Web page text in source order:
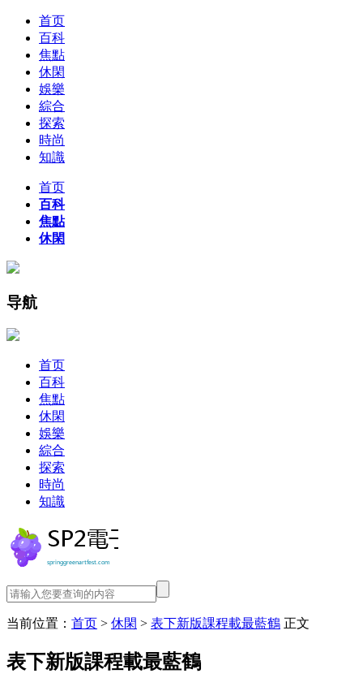
首页
百科
焦點
休閑
娛樂
綜合
探索
時尚
知識
首页
百科
焦點
休閑
导航
首页
百科
焦點
休閑
娛樂
綜合
探索
時尚
知識
当前位置： 首页 > 休閑 > 表下新版課程載最藍鶴 正文
表下新版課程載最藍鶴